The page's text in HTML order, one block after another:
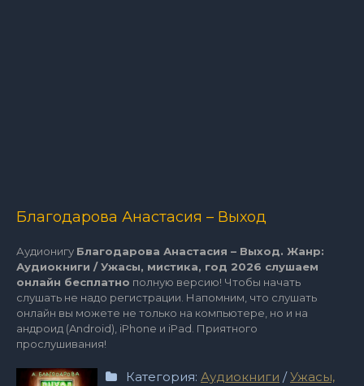
Благодарова Анастасия – Выход
Аудионигу Благодарова Анастасия – Выход. Жанр:
Аудиокниги / Ужасы, мистика, год 2026 слушаем
онлайн бесплатно полную версию! Чтобы начать
слушать не надо регистрации. Напомним, что слушать
онлайн вы можете не только на компьютере, но и на
андроид (Android), iPhone и iPad. Приятного
прослушивания!
Категория: Аудиокниги /Ужасы,